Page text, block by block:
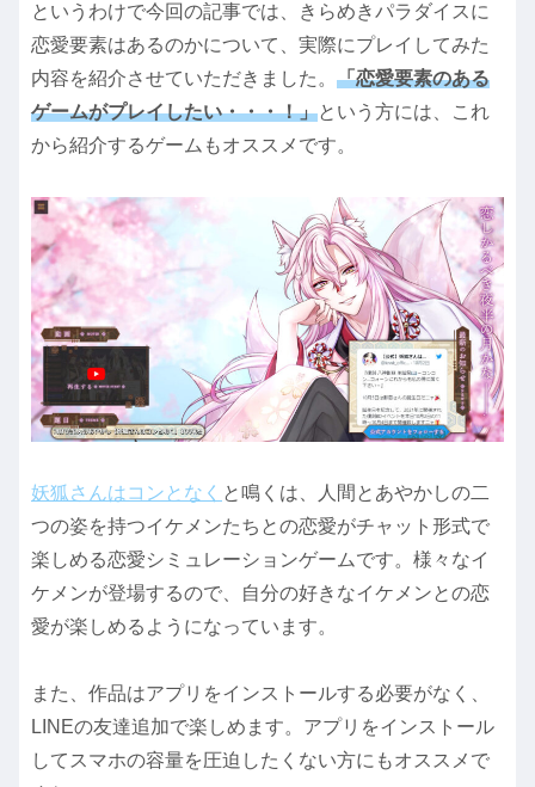
というわけで今回の記事では、きらめきパラダイスに
恋愛要素はあるのかについて、実際にプレイしてみた
内容を紹介させていただきました。 「恋愛要素のある
ゲームがプレイしたい・・・！」という方には、これ
から紹介するゲームもオススメです。
妖狐さんはコンとなく と鳴くは、人間とあやかしの二
つの姿を持つイケメンたちとの恋愛がチャット形式で
楽しめる恋愛シミュレーションゲームです。様々なイ
ケメンが登場するので、自分の好きなイケメンとの恋
愛が楽しめるようになっています。
また、作品はアプリをインストールする必要がなく、
LINEの友達追加で楽しめます。アプリをインストール
してスマホの容量を圧迫したくない方にもオススメで